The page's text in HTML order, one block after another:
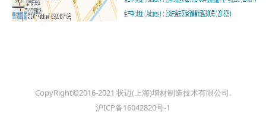
CopyRight©2016-2021 状迈(上海)增材制造技术有限公司.
沪ICP备16042820号-1